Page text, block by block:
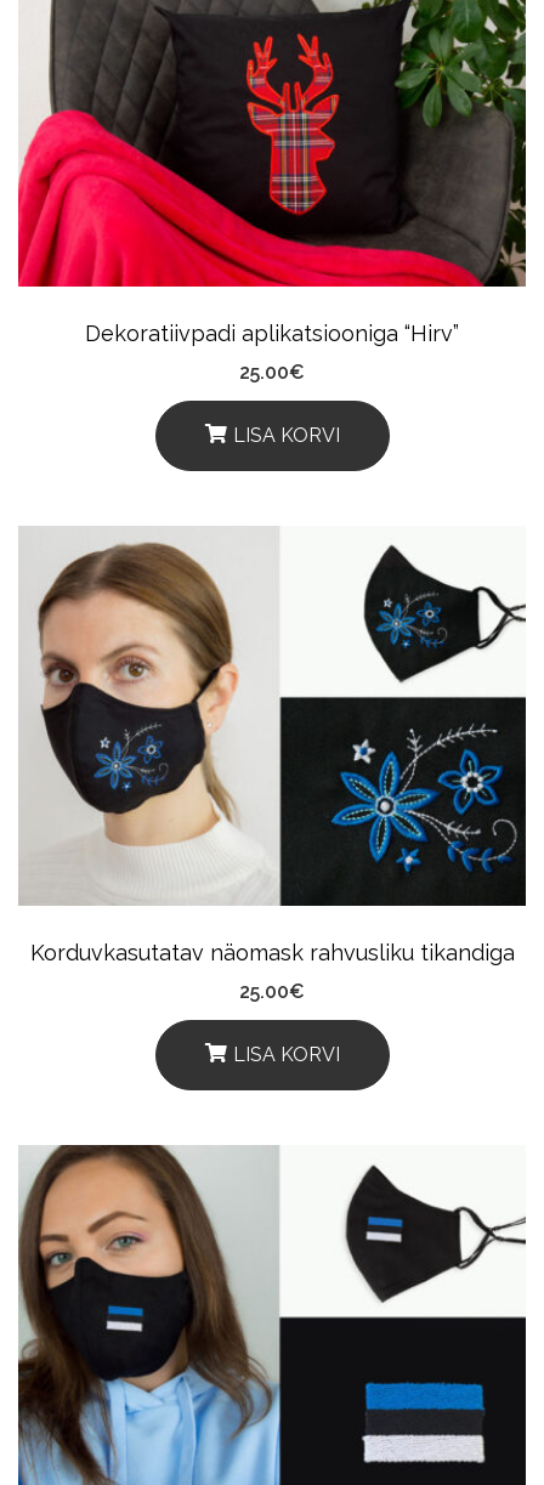
Dekoratiivpadi aplikatsiooniga “Hirv”
25.00€
LISA KORVI
Korduvkasutatav näomask rahvusliku tikandiga
25.00€
LISA KORVI